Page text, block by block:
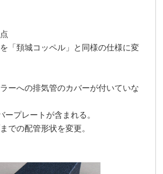
「頚城コッペル」と同様の仕様に変
ーへの排気管のカバーが付いていな
ープレートが含まれる。
での配管形状を変更。